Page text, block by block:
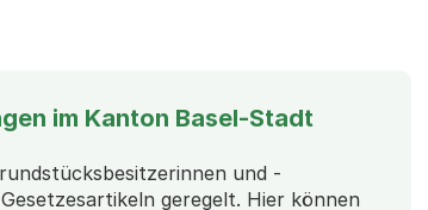
im Kanton Basel-Stadt
und -
geregelt. Hier können